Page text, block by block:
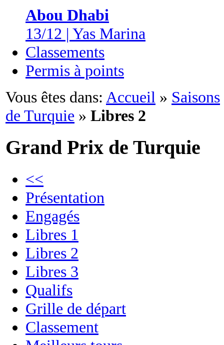
Abou Dhabi
13/12 | Yas Marina
Classements
Permis à points
Vous êtes dans: Accueil » Saisons
de Turquie » Libres 2
Grand Prix de Turquie
<<
Présentation
Engagés
Libres 1
Libres 2
Libres 3
Qualifs
Grille de départ
Classement